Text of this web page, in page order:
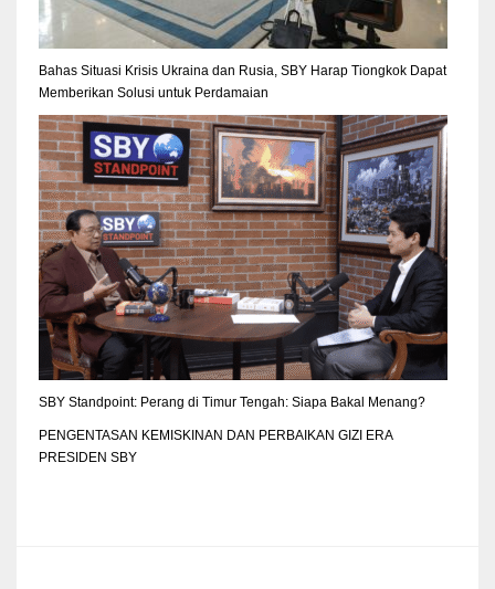
Bahas Situasi Krisis Ukraina dan Rusia, SBY Harap Tiongkok Dapat
Memberikan Solusi untuk Perdamaian
SBY Standpoint: Perang di Timur Tengah: Siapa Bakal Menang?
PENGENTASAN KEMISKINAN DAN PERBAIKAN GIZI ERA
PRESIDEN SBY